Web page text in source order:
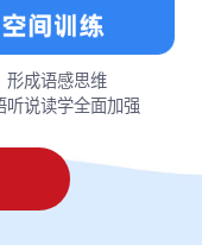
形成语感思维
听说读学全面加强